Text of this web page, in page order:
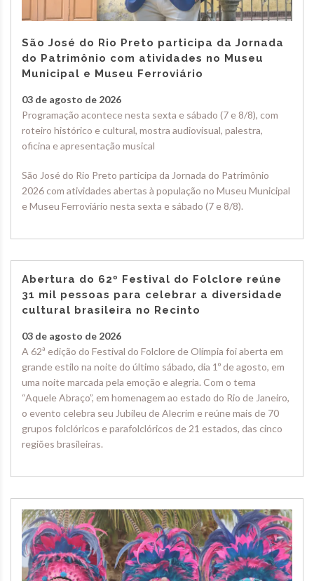
São José do Rio Preto participa da Jornada
do Patrimônio com atividades no Museu
Municipal e Museu Ferroviário
03 de agosto de 2026
Programação acontece nesta sexta e sábado (7 e 8/8), com
roteiro histórico e cultural, mostra audiovisual, palestra,
oficina e apresentação musical
São José do Rio Preto participa da Jornada do Patrimônio
2026 com atividades abertas à população no Museu Municipal
e Museu Ferroviário nesta sexta e sábado (7 e 8/8).
Abertura do 62º Festival do Folclore reúne
31 mil pessoas para celebrar a diversidade
cultural brasileira no Recinto
03 de agosto de 2026
A 62ª edição do Festival do Folclore de Olímpia foi aberta em
grande estilo na noite do último sábado, dia 1º de agosto, em
uma noite marcada pela emoção e alegria. Com o tema
“Aquele Abraço”, em homenagem ao estado do Rio de Janeiro,
o evento celebra seu Jubileu de Alecrim e reúne mais de 70
grupos folclóricos e parafolclóricos de 21 estados, das cinco
regiões brasileiras.